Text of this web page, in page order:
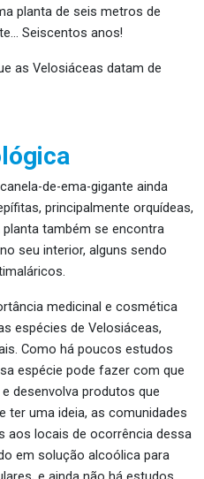
planta de seis metros de
Seiscentos anos!
as Velosiáceas datam de
canela-de-ema-gigante ainda
principalmente orquídeas,
também se encontra
seu interior, alguns sendo
medicinal e cosmética
espécies de Velosiáceas,
Como há poucos estudos
espécie pode fazer com que
desenvolva produtos que
ter uma ideia, as comunidades
aos locais de ocorrência dessa
em solução alcoólica para